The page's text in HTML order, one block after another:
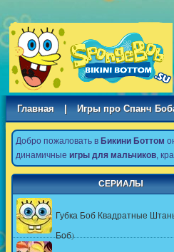
Главная | Игры про Спанч
Добро пожаловать в Бикини Боттом
динамичные игры для мальчиков,
СЕРИАЛЫ
Губка Боб Квадратные
Боб)